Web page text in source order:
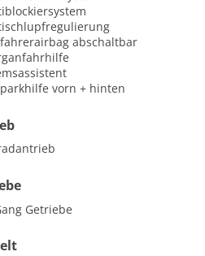
abschaltbar
vorn + hinten
Getriebe